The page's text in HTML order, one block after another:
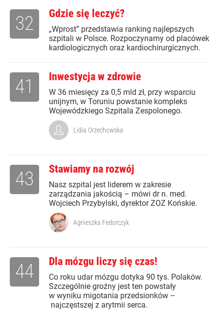
Gdzie się leczyć?
„Wprost” przedstawia ranking najlepszych
szpitali w Polsce. Rozpoczynamy od placówek
kardiologicznych oraz kardiochirurgicznych.
32
Inwestycja w zdrowie
W 36 miesięcy za 0,5 mld zł, przy wsparciu
unijnym, w Toruniu powstanie kompleks
Wojewódzkiego Szpitala Zespolonego.
41
Lidia Orzechowska
Stawiamy na rozwój
Nasz szpital jest liderem w zakresie
zarządzania jakością – mówi dr n. med.
Wojciech Przybylski, dyrektor ZOZ Końskie.
43
Agnieszka Fedorczyk
Dla mózgu liczy się czas!
Co roku udar mózgu dotyka 90 tys. Polaków.
Szczególnie groźny jest ten powstały
w wyniku migotania przedsionków –
najczęstszej z arytmii serca.
44